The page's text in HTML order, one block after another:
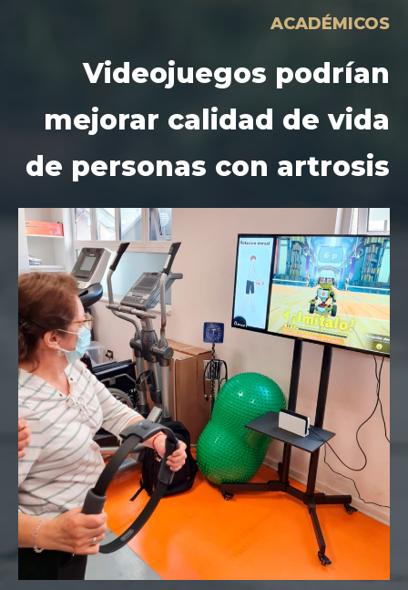
ACADÉMICOS
Videojuegos podrían
mejorar calidad de vida
de personas con artrosis